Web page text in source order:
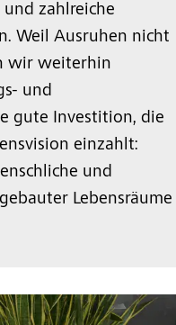
zahlreiche
Weil Ausruhen nicht
wir weiterhin
und
gute Investition, die
einzahlt:
und
Lebensräume